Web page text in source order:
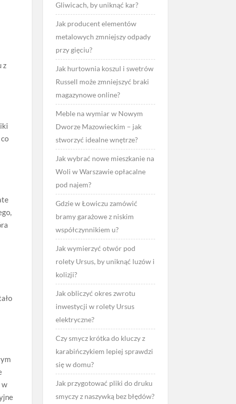
z
w
Gliwicach, by uniknąć kar?
Jak producent elementów
metalowych zmniejszy odpady
przy gięciu?
Jak hurtownia koszul i swetrów
Russell może zmniejszyć braki
magazynowe online?
Meble na wymiar w Nowym
Dworze Mazowieckim – jak
stworzyć idealne wnętrze?
Jak wybrać nowe mieszkanie na
Woli w Warszawie opłacalne
pod najem?
Gdzie w Łowiczu zamówić
bramy garażowe z niskim
współczynnikiem u?
Jak wymierzyć otwór pod
rolety Ursus, by uniknąć luzów i
kolizji?
Jak obliczyć okres zwrotu
inwestycji w rolety Ursus
elektryczne?
Czy smycz krótka do kluczy z
karabińczykiem lepiej sprawdzi
się w domu?
Jak przygotować pliki do druku
smyczy z naszywką bez błędów?